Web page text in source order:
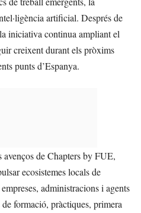
artificial. Després de
iniciativa continua ampliant el
creixent durant els pròxims
punts d’Espanya.
de Chapters by FUE,
ecosistemes locals de
administracions i agents
formació, pràctiques, primera